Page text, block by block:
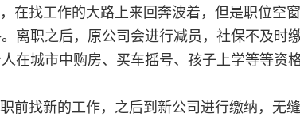
在找工作的大路上来回奔波着，但是职位空
离职之后，原公司会进行减员，社保不及时
在城市中购房、买车摇号、孩子上学等等资
前找新的工作，之后到新公司进行缴纳，无